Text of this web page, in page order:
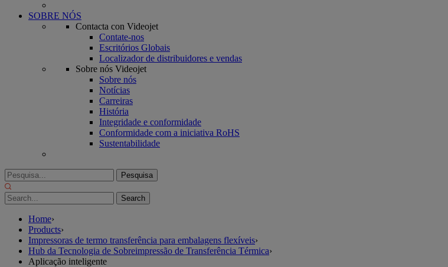
SOBRE NÓS
Contacta con Videojet
Contate-nos
Escritórios Globais
Localizador de distribuidores e vendas
Sobre nós Videojet
Sobre nós
Notícias
Carreiras
História
Integridade e conformidade
Conformidade com a iniciativa RoHS
Sustentabilidade
Pesquisa
por:
Home›
Products›
Impressoras de termo transferência para embalagens flexíveis›
Hub da Tecnologia de Sobreimpressão de Transferência Térmica›
Aplicação inteligente